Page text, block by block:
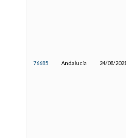
76685 Andalucía 24/08/2021